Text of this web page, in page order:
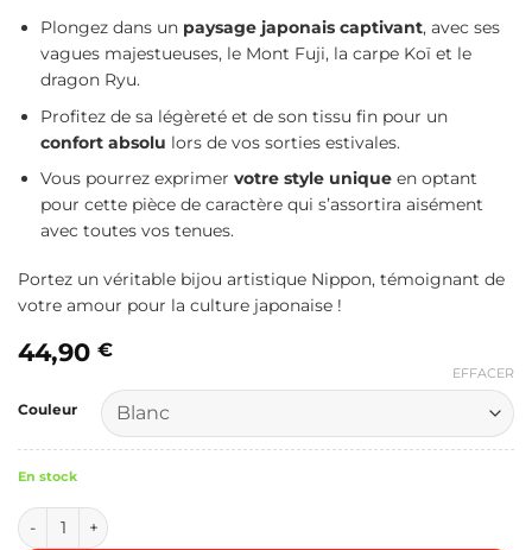
Plongez dans un paysage japonais captivant, avec ses
vagues majestueuses, le Mont Fuji, la carpe Koï et le
dragon Ryu.
Profitez de sa légèreté et de son tissu fin pour un
confort absolu lors de vos sorties estivales.
Vous pourrez exprimer votre style uniqueen optant
pour cette pièce de caractère qui s’assortira aisément
avec toutes vos tenues.
Portez un véritable bijou artistique Nippon, témoignant de
votre amour pour la culture japonaise !
44,90 €
Couleur
EFFACER
En stock
quantité de Kimono veste femme - Nami Koï